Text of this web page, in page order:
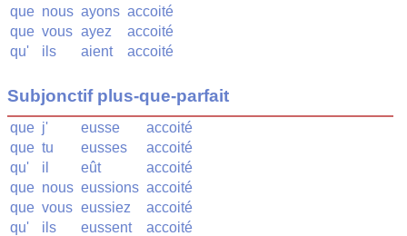
que nous ayons accoité
que vous ayez
accoité
qu'
ils aient accoité
Subjonctif plus-que-parfait
que j' eusse
accoité
que tu eusses
accoité
qu'
il eût
accoité
que nous eussions accoité
que vous eussiez
accoité
qu'
ils eussent accoité